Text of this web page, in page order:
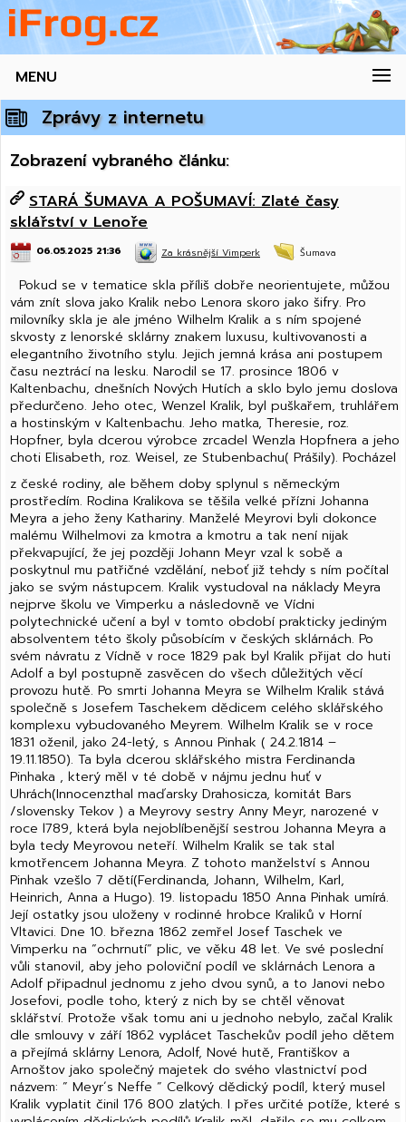
MENU
Zprávy z internetu
Zobrazení vybraného článku:
STARÁ ŠUMAVA A POŠUMAVÍ: Zlaté časy
sklářství v Lenoře
06.05.2025 21:36 Za krásnější Vimperk Šumava
Pokud se v tematice skla příliš dobře neorientujete, můžou
vám znít slova jako Kralik nebo Lenora skoro jako šifry. Pro
milovníky skla je ale jméno Wilhelm Kralik a s ním spojené
skvosty z lenorské sklárny znakem luxusu, kultivovanosti a
elegantního životního stylu. Jejich jemná krása ani postupem
času neztrácí na lesku. Narodil se 17. prosince 1806 v
Kaltenbachu, dnešních Nových Hutích a sklo bylo jemu doslova
předurčeno. Jeho otec, Wenzel Kralik, byl puškařem, truhlářem
a hostinským v Kaltenbachu. Jeho matka, Theresie, roz.
Hopfner, byla dcerou výrobce zrcadel Wenzla Hopfnera a jeho
choti Elisabeth, roz. Weisel, ze Stubenbachu( Prášily). Pocházel
z české rodiny, ale během doby splynul s německým
prostředím. Rodina Kralikova se těšila velké přízni Johanna
Meyra a jeho ženy Kathariny. Manželé Meyrovi byli dokonce
malému Wilhelmovi za kmotra a kmotru a tak není nijak
překvapující, že jej později Johann Meyr vzal k sobě a
poskytnul mu patřičné vzdělání, neboť již tehdy s ním počítal
jako se svým nástupcem. Kralik vystudoval na náklady Meyra
nejprve školu ve Vimperku a následovně ve Vídni
polytechnické učení a byl v tomto období prakticky jediným
absolventem této školy působícím v českých sklárnách. Po
svém návratu z Vídně v roce 1829 pak byl Kralik přijat do huti
Adolf a byl postupně zasvěcen do všech důležitých věcí
provozu hutě. Po smrti Johanna Meyra se Wilhelm Kralik stává
společně s Josefem Taschekem dědicem celého sklářského
komplexu vybudovaného Meyrem. Wilhelm Kralik se v roce
1831 oženil, jako 24-letý, s Annou Pinhak ( 24.2.1814 –
19.11.1850). Ta byla dcerou sklářského mistra Ferdinanda
Pinhaka , který měl v té době v nájmu jednu huť v
Uhrách(Innocenzthal maďarsky Drahosicza, komitát Bars
/slovensky Tekov ) a Meyrovy sestry Anny Meyr, narozené v
roce l789, která byla nejoblíbenější sestrou Johanna Meyra a
byla tedy Meyrovou neteří. Wilhelm Kralik se tak stal
kmotřencem Johanna Meyra. Z tohoto manželství s Annou
Pinhak vzešlo 7 dětí(Ferdinanda, Johann, Wilhelm, Karl,
Heinrich, Anna a Hugo). 19. listopadu 1850 Anna Pinhak umírá.
Její ostatky jsou uloženy v rodinné hrobce Kraliků v Horní
Vltavici. Dne 10. března 1862 zemřel Josef Taschek ve
Vimperku na “ochrnutí” plic, ve věku 48 let. Ve své poslední
vůli stanovil, aby jeho poloviční podíl ve sklárnách Lenora a
Adolf připadnul jednomu z jeho dvou synů, a to Janovi nebo
Josefovi, podle toho, který z nich by se chtěl věnovat
sklářství. Protože však tomu ani u jednoho nebylo, začal Kralik
dle smlouvy v září 1862 vyplácet Taschekův podíl jeho dětem
a přejímá sklárny Lenora, Adolf, Nové hutě, Františkov a
Arnoštov jako společný majetek do svého vlastnictví pod
názvem: ” Meyr´s Neffe ” Celkový dědický podíl, který musel
Kralik vyplatit činil 176 800 zlatých. I přes určité potíže, které s